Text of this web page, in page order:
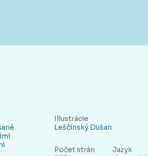
Illustrácie
Leščinský Dušan
Počet strán
Jazyk